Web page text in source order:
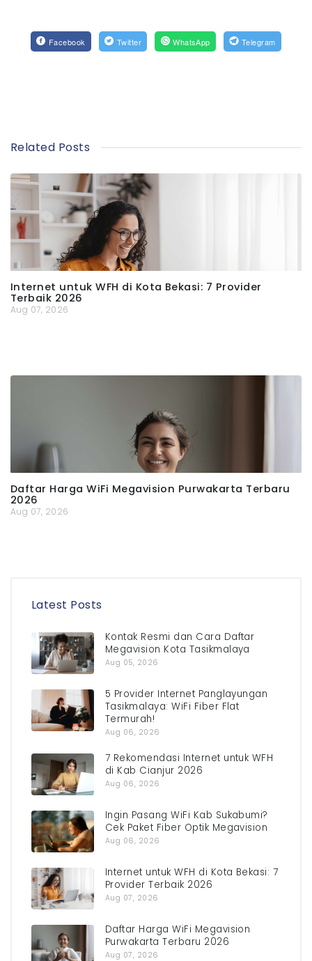
Facebook Twitter WhatsApp Telegram
Related Posts
Internet untuk WFH di Kota Bekasi: 7 Provider
Terbaik 2026
Aug 07, 2026
Daftar Harga WiFi Megavision Purwakarta Terbaru
2026
Aug 07, 2026
Latest Posts
Kontak Resmi dan Cara Daftar
Megavision Kota Tasikmalaya
Aug 05, 2026
5 Provider Internet Panglayungan
Tasikmalaya: WiFi Fiber Flat
Termurah!
Aug 06, 2026
7 Rekomendasi Internet untuk WFH
di Kab Cianjur 2026
Aug 06, 2026
Ingin Pasang WiFi Kab Sukabumi?
Cek Paket Fiber Optik Megavision
Aug 06, 2026
Internet untuk WFH di Kota Bekasi: 7
Provider Terbaik 2026
Aug 07, 2026
Daftar Harga WiFi Megavision
Purwakarta Terbaru 2026
Aug 07, 2026